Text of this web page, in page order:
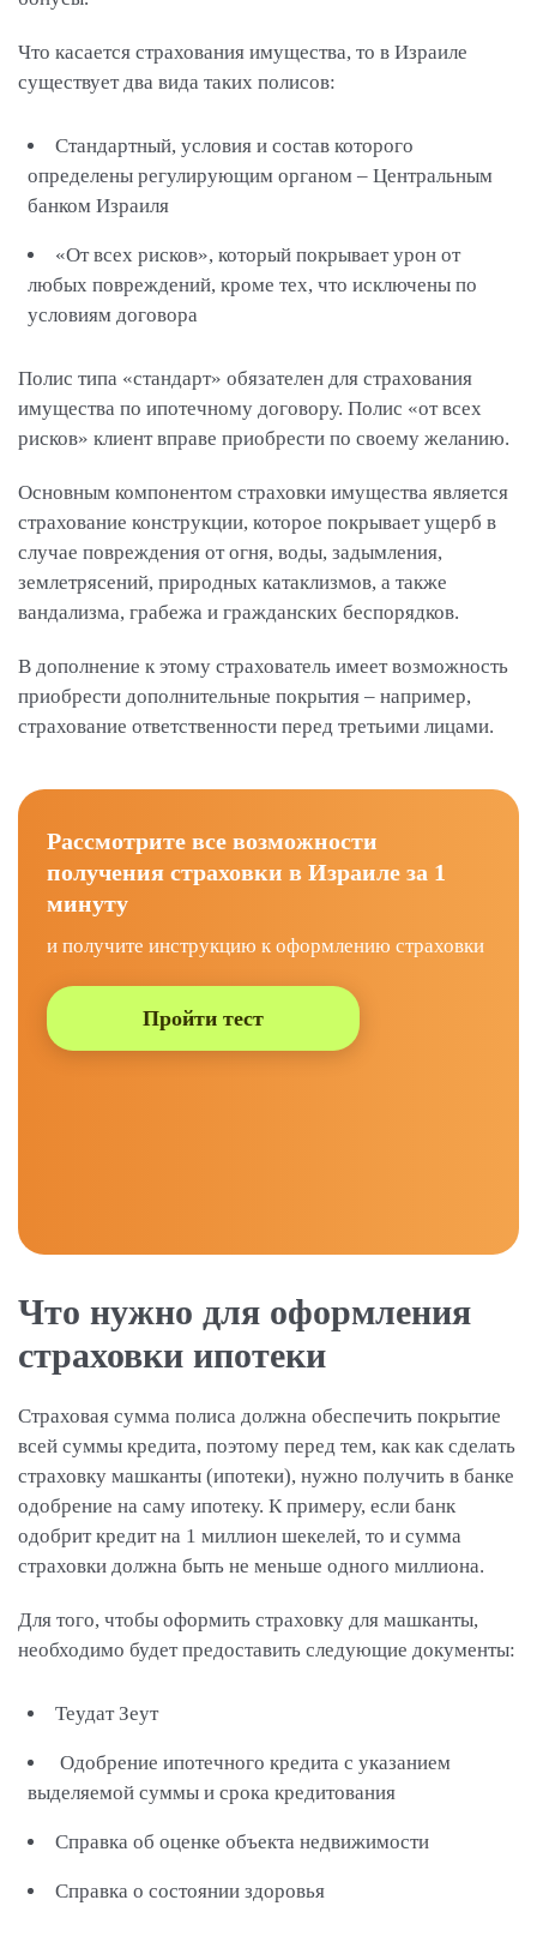
Что касается страхования имущества, то в Израиле
существует два вида таких полисов:
Стандартный, условия и состав которого
определены регулирующим органом – Центральным
банком Израиля
«От всех рисков», который покрывает урон от
любых повреждений, кроме тех, что исключены по
условиям договора
Полис типа «стандарт» обязателен для страхования
имущества по ипотечному договору. Полис «от всех
рисков» клиент вправе приобрести по своему желанию.
Основным компонентом страховки имущества является
страхование конструкции, которое покрывает ущерб в
случае повреждения от огня, воды, задымления,
землетрясений, природных катаклизмов, а также
вандализма, грабежа и гражданских беспорядков.
В дополнение к этому страхователь имеет возможность
приобрести дополнительные покрытия – например,
страхование ответственности перед третьими лицами.
Рассмотрите все возможности
получения страховки в Израиле за 1
минуту
и получите инструкцию к оформлению страховки
Пройти тест
Что нужно для оформления
страховки ипотеки
Страховая сумма полиса должна обеспечить покрытие
всей суммы кредита, поэтому перед тем, как как сделать
страховку машканты (ипотеки), нужно получить в банке
одобрение на саму ипотеку. К примеру, если банк
одобрит кредит на 1 миллион шекелей, то и сумма
страховки должна быть не меньше одного миллиона.
Для того, чтобы оформить страховку для машканты,
необходимо будет предоставить следующие документы:
Теудат Зеут
Одобрение ипотечного кредита с указанием
выделяемой суммы и срока кредитования
Справка об оценке объекта недвижимости
Справка о состоянии здоровья